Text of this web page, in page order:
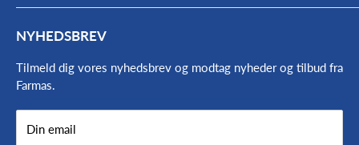
Mandag - fredag: 7:30 - 16:00
Værkstedets åbningstider:
Mandag - onsdag 7:30- 15:45
Torsdag - fredag 7:30-15:30
Kontakt
Find vej og åbningstider
Om os
Medarbejdere
Nyheder
Handelsbetingelser
NYHEDSBREV
Tilmeld dig vores nyhedsbrev og modtag nyheder og tilbud fra
Farmas.
Din email